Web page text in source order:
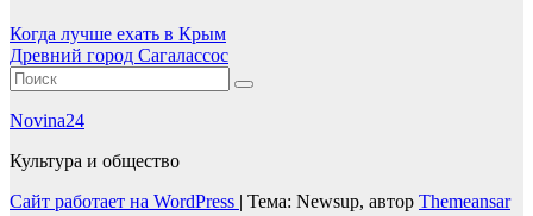
Когда лучше ехать в Крым
Древний город Сагалассос
Novina24
Культура и общество
Сайт работает на WordPress | Тема: Newsup, автор Themeansar